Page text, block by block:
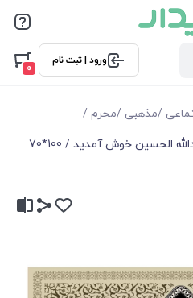
ورود | ثبت نام
0
/مذهبی /محرم /
الحسین خوش آمدید / 100*70